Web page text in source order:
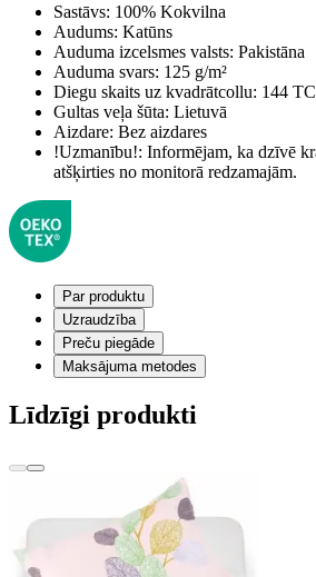
Sastāvs: 100% Kokvilna
Audums: Katūns
Auduma izcelsmes valsts: Pakistāna
Auduma svars: 125 g/m²
Diegu skaits uz kvadrātcollu: 144 TC
Gultas veļa šūta: Lietuvā
Aizdare: Bez aizdares
!Uzmanību!: Informējam, ka dzīvē
atšķirties no monitorā redzamajām.
Par produktu
Uzraudzība
Preču piegāde
Maksājuma metodes
Līdzīgi produkti